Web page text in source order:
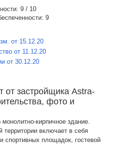
9 / 10
9
от 15.12.20
от 11.12.20
от 30.12.20
от застройщика Astra-
фото и
кирпичное здание.
территории включает в себя
спортивных площадок, гостевой